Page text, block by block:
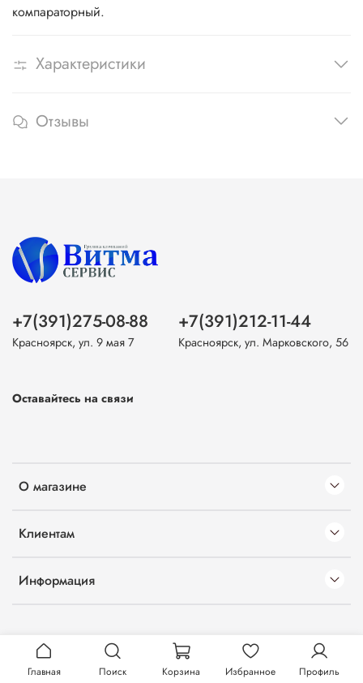
компараторный.
Характеристики
Отзывы
О магазине
Клиентам
Информация
+7(391)275-08-88
Красноярск, ул. 9 мая 7
+7(391)212-11-44
Красноярск, ул. Марковского, 56
Оставайтесь на связи
Главная Поиск Корзина Избранное Профиль